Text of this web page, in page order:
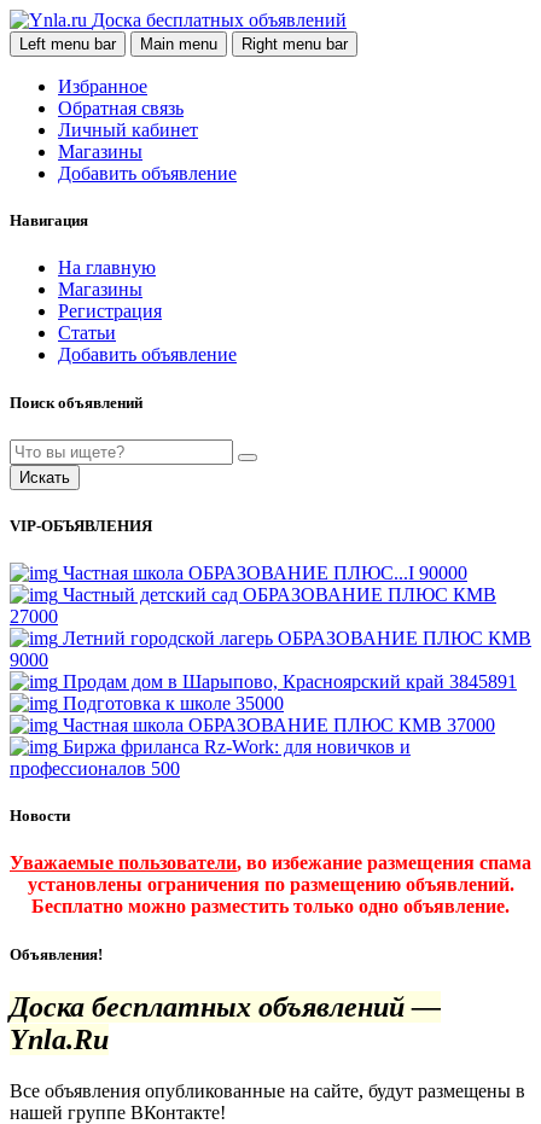
Доска бесплатных объявлений
Left menu bar Main menu Right menu bar
Избранное
Обратная связь
Личный кабинет
Магазины
Добавить объявление
Навигация
На главную
Магазины
Регистрация
Статьи
Добавить объявление
Поиск объявлений
Искать
VIP-ОБЪЯВЛЕНИЯ
Частная школа ОБРАЗОВАНИЕ ПЛЮС...I 90000
Частный детский сад ОБРАЗОВАНИЕ ПЛЮС КМВ
27000
Летний городской лагерь ОБРАЗОВАНИЕ ПЛЮС КМВ
9000
Продам дом в Шарыпово, Красноярский край 3845891
Подготовка к школе 35000
Частная школа ОБРАЗОВАНИЕ ПЛЮС КМВ 37000
Биржа фриланса Rz-Work: для новичков и
профессионалов 500
Новости
Уважаемые пользователи, во избежание размещения спама
установлены ограничения по размещению объявлений.
Бесплатно можно разместить только одно объявление.
Объявления!
Доска бесплатных объявлений —
Ynla.Ru
Все объявления опубликованные на сайте, будут размещены в
нашей группе ВКонтакте!